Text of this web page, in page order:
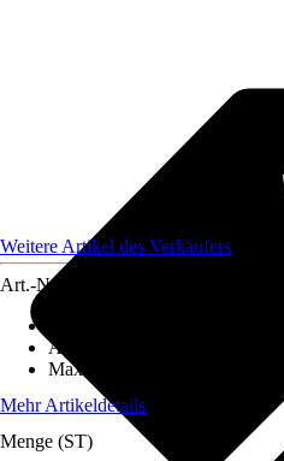
Weitere Artikel des Verkäufers
Art.-Nr.
Arbeitshöhe
Maximales Belastungsgewicht
Mehr Artikeldetails
Menge (ST)